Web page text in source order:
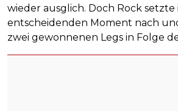
wieder ausglich. Doch Rock setzte
entscheidenden Moment nach
zwei gewonnenen Legs in Folge